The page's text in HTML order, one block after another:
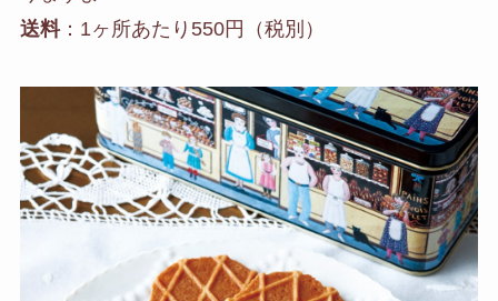
送料：1ヶ所あたり550円（税別）